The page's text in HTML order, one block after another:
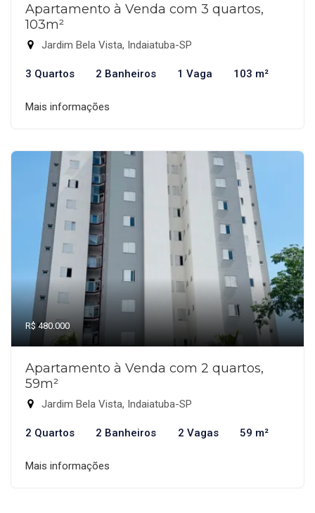
Apartamento à Venda com 3 quartos,
103m²
Jardim Bela Vista, Indaiatuba-SP
3 Quartos 2 Banheiros 1 Vaga 103 m²
Mais informações
R$ 480.000
Apartamento à Venda com 2 quartos,
59m²
Jardim Bela Vista, Indaiatuba-SP
2 Quartos 2 Banheiros 2 Vagas 59 m²
Mais informações